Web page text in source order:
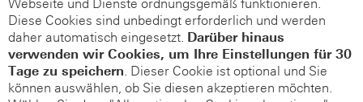
Webseite und Dienste ordnungsgemäß funktionieren.
Diese Cookies sind unbedingt erforderlich und werden
daher automatisch eingesetzt. Darüber hinaus
verwenden wir Cookies, um Ihre Einstellungen für 30
Tage zu speichern. Dieser Cookie ist optional und Sie
können auswählen, ob Sie diesen akzeptieren möchten.